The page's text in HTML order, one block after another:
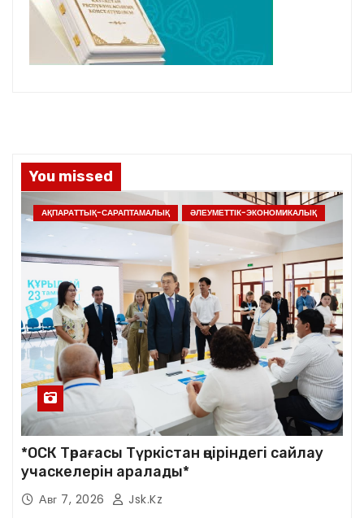
You missed
АҚПАРАТТЫҚ-САРАПТАМАЛЫҚ ӘЛЕУМЕТТІК-ЭКОНОМИКАЛЫҚ
*ОСК Төрағасы Түркістан өңіріндегі сайлау
учаскелерін аралады*
Авг 7, 2026 Jsk.kz